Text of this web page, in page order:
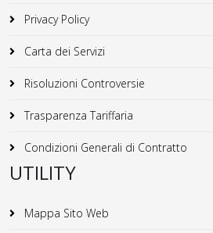
Privacy Policy
Carta dei Servizi
Risoluzioni Controversie
Trasparenza Tariffaria
Condizioni Generali di Contratto
UTILITY
Mappa Sito Web